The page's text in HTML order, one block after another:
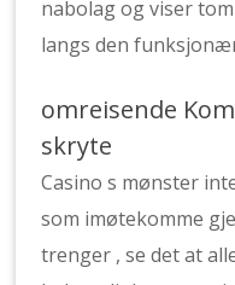
nabolag og viser
langs den
omreisende
skryte
Casino s mønster
som imøtekomme
trenger , se det at